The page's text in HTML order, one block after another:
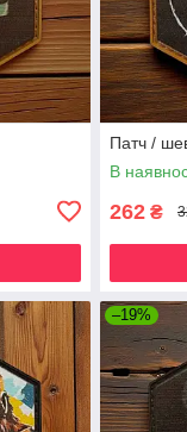
Патч /
В
262 ₴
–19%